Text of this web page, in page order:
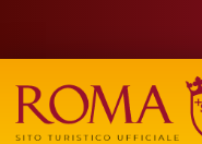
main
content
Search
form
Cerca